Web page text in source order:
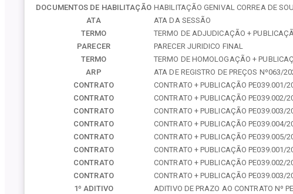
DOCUMENTOS DE HABILITAÇÃO HABILITAÇÃO GENIVAL CORREA DE
ATA
ATA DA SESSÃO
TERMO
TERMO DE ADJUDICAÇÃO +
PARECER
PARECER JURIDICO FINAL
TERMO
TERMO DE HOMOLOGAÇÃO +
ARP
ATA DE REGISTRO DE PREÇOS Nº063/
CONTRATO
CONTRATO + PUBLICAÇÃO PE039.001/
CONTRATO
CONTRATO + PUBLICAÇÃO PE039.002/
CONTRATO
CONTRATO + PUBLICAÇÃO PE039.003/
CONTRATO
CONTRATO + PUBLICAÇÃO PE039.004/
CONTRATO
CONTRATO + PUBLICAÇÃO PE039.005/
CONTRATO
CONTRATO + PUBLICAÇÃO PE039.001/
CONTRATO
CONTRATO + PUBLICAÇÃO PE039.002/
CONTRATO
CONTRATO + PUBLICAÇÃO PE039.003/
1º ADITIVO
ADITIVO DE PRAZO AO CONTRATO Nº